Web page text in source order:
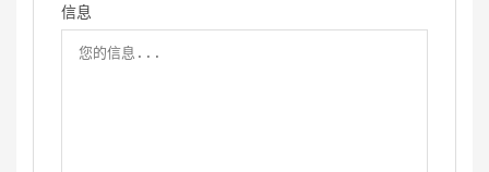
信息